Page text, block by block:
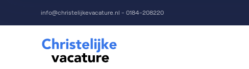
info@christelijkevacature.nl - 0184-208220